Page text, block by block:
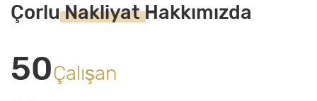
ÇorluNakliyatHakkımızda
50Çalışan